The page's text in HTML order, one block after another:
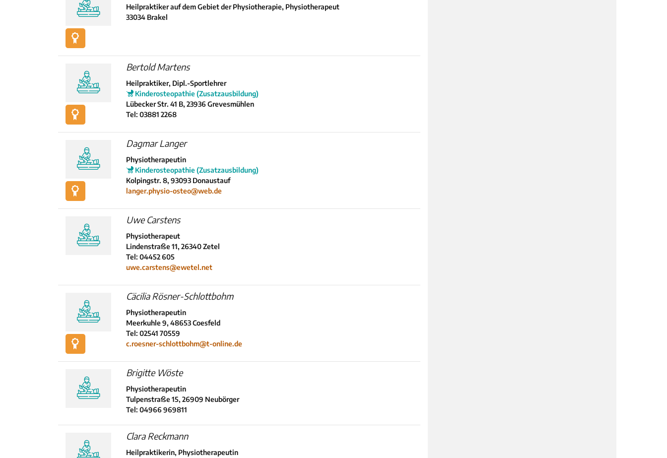
Heilpraktiker auf dem Gebiet der Physiotherapie, Physiotherapeut
33034 Brakel
Bertold Martens
Heilpraktiker, Dipl.-Sportlehrer
Kinderosteopathie (Zusatzausbildung)
Lübecker Str. 41 B, 23936 Grevesmühlen
Tel: 03881 2268
Dagmar Langer
Physiotherapeutin
Kinderosteopathie (Zusatzausbildung)
Kolpingstr. 8, 93093 Donaustauf
langer.physio-osteo@web.de
Uwe Carstens
Physiotherapeut
Lindenstraße 11, 26340 Zetel
Tel: 04452 605
uwe.carstens@ewetel.net
Cäcilia Rösner-Schlottbohm
Physiotherapeutin
Meerkuhle 9, 48653 Coesfeld
Tel: 02541 70559
c.roesner-schlottbohm@t-online.de
Brigitte Wöste
Physiotherapeutin
Tulpenstraße 15, 26909 Neubörger
Tel: 04966 969811
Clara Reckmann
Heilpraktikerin, Physiotherapeutin